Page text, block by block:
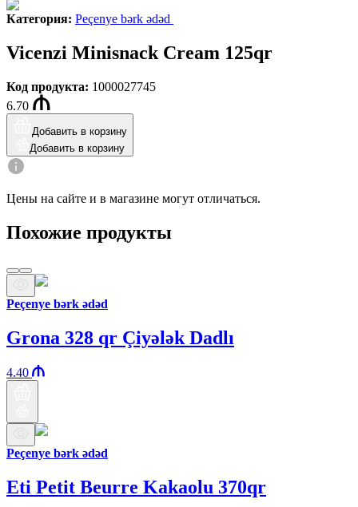
Категория: Peçenye bərk ədəd
Vicenzi Minisnack Cream 125qr
Код продукта: 1000027745
6.70
Добавить в корзину
Добавить в корзину
Цены на сайте и в магазине могут отличаться.
Похожие продукты
Peçenye bərk ədəd
Grona 328 qr Çiyələk Dadlı
4.40
Peçenye bərk ədəd
Eti Petit Beurre Kakaolu 370qr